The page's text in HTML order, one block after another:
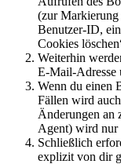
(zur Markierung
Benutzer-ID,
Cookies
Weiterhin
E-Mail-Adresse
Wenn du einen
Fällen wird
Änderungen an
Agent) wird nur
Schließlich
explizit von dir